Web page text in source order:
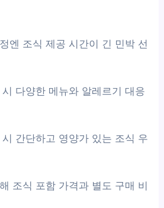
엔 조식 제공 시간이 긴 민박 선
다양한 메뉴와 알레르기 대응
간단하고 영양가 있는 조식 우
조식 포함 가격과 별도 구매 비